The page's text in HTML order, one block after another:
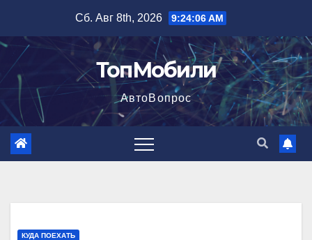
содержимому
Сб. Авг 8th, 2026 9:24:08 AM
ТопМобили
АвтоВопрос
КУДА ПОЕХАТЬ